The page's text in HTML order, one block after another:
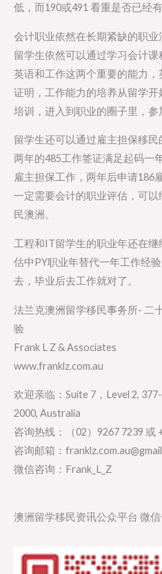
低，而190或491 看重是否已经
会计职业依然在长期紧缺的职
留学生依然可以通过学习会计
英语和工作这两个重要的能力
证明，工作能力的培养从留学
培训，进入到职业的圈子里，参
留学生还可以通过雇主担保移
两年的485工作签证满足起码一
雇主担保工作，两年后申请186
一定需要会计的职业评估，可
民澳洲。
工程和IT留学生的职业年还在
估中PY职业年替代一年工作经
去，毕业后去工作就对了。
法兰克澳洲留学移民事务所- 二
验
Frank L Z & Associates
www.franklz.com.au
欢迎亲临：Suite 7，Level 2,
2000, Australia
咨询热线：（02）9267 7239 或
咨询邮箱：
微信咨询：Frank_L_Z
澳洲留学移民资讯公众平台 微